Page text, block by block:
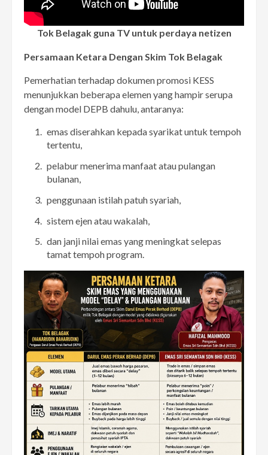
Tok Belagak guna TV untuk perdaya netizen
Persamaan Ketara Dengan Skim Tok Belagak
Pemerhatian terhadap dokumen promosi KESS
menunjukkan beberapa elemen yang hampir serupa
dengan model DEPB dahulu, antaranya:
emas diserahkan kepada syarikat untuk tempoh
tertentu,
pelabur menerima manfaat atau pulangan
bulanan,
penggunaan istilah patuh syariah,
sistem ejen atau wakalah,
dan janji nilai emas yang meningkat selepas
tamat tempoh program.